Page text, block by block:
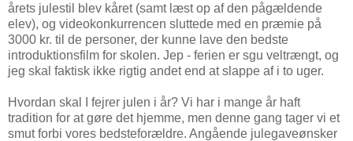
årets julestil blev kåret (samt læst op af den pågældende
elev), og videokonkurrencen sluttede med en præmie på
3000 kr. til de personer, der kunne lave den bedste
introduktionsfilm for skolen. Jep - ferien er sgu veltrængt, og
jeg skal faktisk ikke rigtig andet end at slappe af i to uger.
Hvordan skal I fejrer julen i år? Vi har i mange år haft
tradition for at gøre det hjemme, men denne gang tager vi et
smut forbi vores bedsteforældre. Angående julegaveønsker